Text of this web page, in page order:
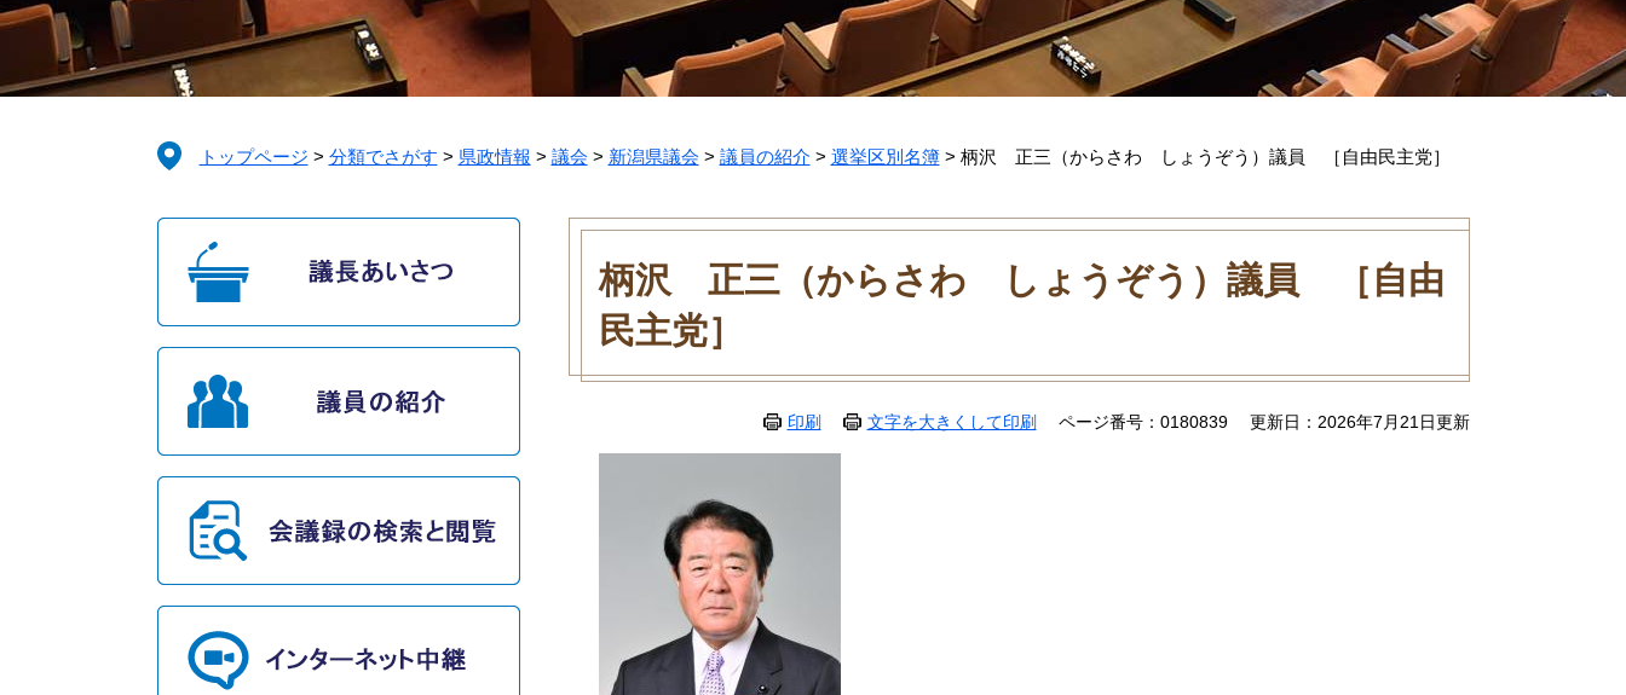
へ
トップページ > 分類でさがす > 県政情報 > 議会 > 新潟県議会 > 議員の紹介 > 選挙区別名簿> 柄沢 正三（からさわ しょうぞう）議員 ［自由民主党］
本
柄沢 正三（からさわ しょうぞう）議員 ［自由
民主党］
印刷 文字を大きくして印刷 ページ番号：0180839 更新日：2026年7月21日更新